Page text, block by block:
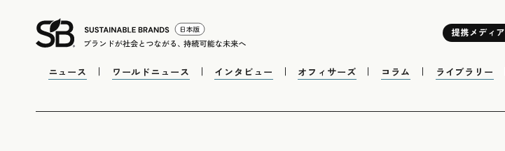
提携メディア
ニュース ワールドニュース インタビュー オフィサーズ コラム ライブラリー